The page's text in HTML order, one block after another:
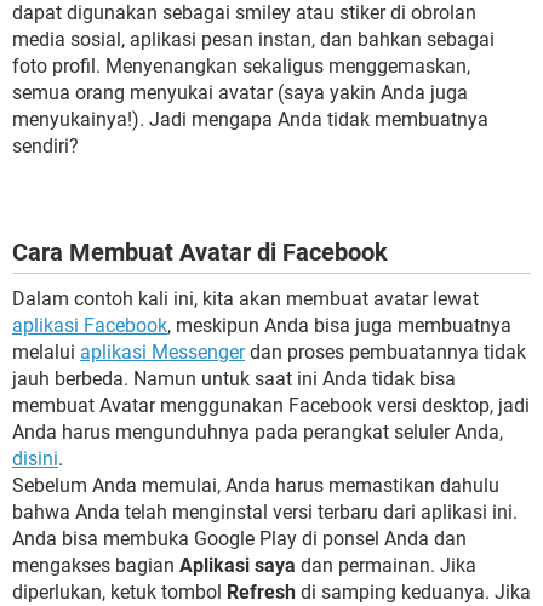
dapat digunakan sebagai smiley atau stiker di obrolan
media sosial, aplikasi pesan instan, dan bahkan sebagai
foto profil. Menyenangkan sekaligus menggemaskan,
semua orang menyukai avatar (saya yakin Anda juga
menyukainya!). Jadi mengapa Anda tidak membuatnya
sendiri?
Cara Membuat Avatar di Facebook
Dalam contoh kali ini, kita akan membuat avatar lewat
aplikasi Facebook, meskipun Anda bisa juga membuatnya
melalui aplikasi Messengerdan proses pembuatannya tidak
jauh berbeda. Namun untuk saat ini Anda tidak bisa
membuat Avatar menggunakan Facebook versi desktop, jadi
Anda harus mengunduhnya pada perangkat seluler Anda,
disini.
Sebelum Anda memulai, Anda harus memastikan dahulu
bahwa Anda telah menginstal versi terbaru dari aplikasi ini.
Anda bisa membuka Google Play di ponsel Anda dan
mengakses bagian Aplikasi saya dan permainan. Jika
diperlukan, ketuk tombol Refresh di samping keduanya. Jika